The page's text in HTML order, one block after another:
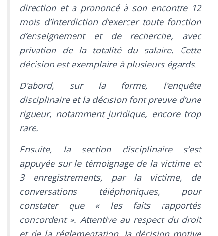
direction et a prononcé à son encontre 12
mois d’interdiction d’exercer toute fonction
d’enseignement et de recherche, avec
privation de la totalité du salaire. Cette
décision est exemplaire à plusieurs égards.
D’abord, sur la forme, l’enquête
disciplinaire et la décision font preuve d’une
rigueur, notamment juridique, encore trop
rare.
Ensuite, la section disciplinaire s’est
appuyée sur le témoignage de la victime et
3 enregistrements, par la victime, de
conversations téléphoniques, pour
constater que « les faits rapportés
concordent ». Attentive au respect du droit
et de la réglementation, la décision motive